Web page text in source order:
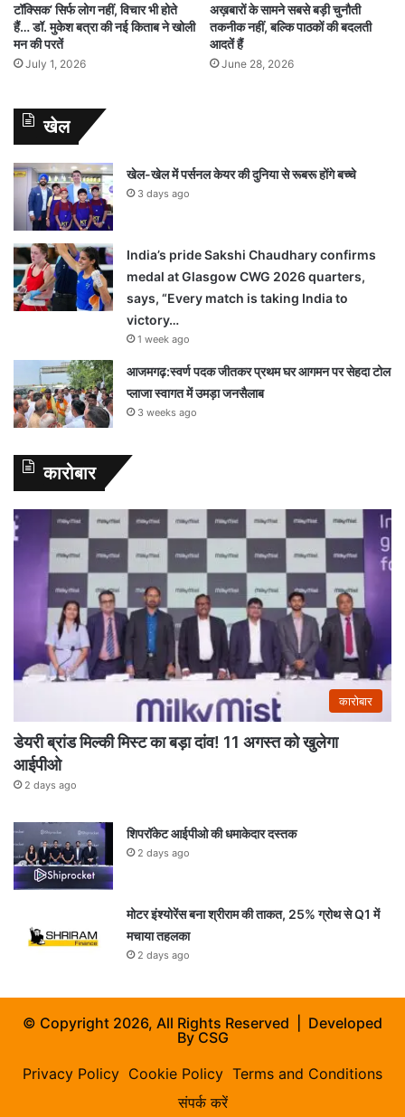
टॉक्सिक’ सिर्फ लोग नहीं, विचार भी होते
हैं… डॉ. मुकेश बत्रा की नई किताब ने खोली
मन की परतें
July 1, 2026
अख़बारों के सामने सबसे बड़ी चुनौती
तकनीक नहीं, बल्कि पाठकों की बदलती
आदतें हैं
June 28, 2026
खेल
खेल-खेल में पर्सनल केयर की दुनिया से रूबरू होंगे बच्चे
3 days ago
India’s pride Sakshi Chaudhary confirms
medal at Glasgow CWG 2026 quarters,
says, “Every match is taking India to
victory…
1 week ago
आजमगढ़:स्वर्ण पदक जीतकर प्रथम घर आगमन पर सेहदा टोल
प्लाजा स्वागत में उमड़ा जनसैलाब
3 weeks ago
कारोबार
कारोबार
डेयरी ब्रांड मिल्की मिस्ट का बड़ा दांव! 11 अगस्त को खुलेगा
आईपीओ
2 days ago
शिपरॉकेट आईपीओ की धमाकेदार दस्तक
2 days ago
मोटर इंश्योरेंस बना श्रीराम की ताकत, 25% ग्रोथ से Q1 में
मचाया तहलका
2 days ago
© Copyright 2026, All Rights Reserved | Developed
ByCSG
Privacy Policy Cookie Policy Terms and Conditions
संपर्क करें